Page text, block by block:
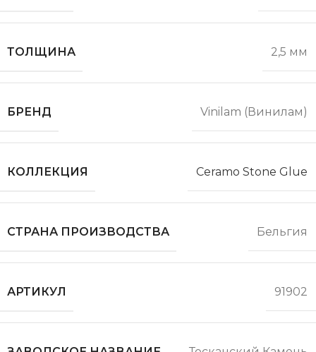
ТОЛЩИНА 2,5 мм
БРЕНД Vinilam (Винилам)
КОЛЛЕКЦИЯ Ceramo Stone Glue
СТРАНА ПРОИЗВОДСТВА Бельгия
АРТИКУЛ 91902